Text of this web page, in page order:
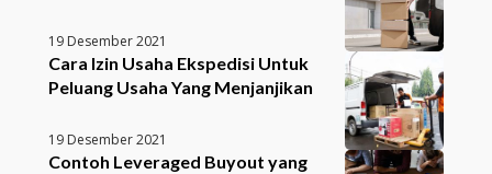
19 Desember 2021
Cara Izin Usaha Ekspedisi Untuk
Peluang Usaha Yang Menjanjikan
19 Desember 2021
Contoh Leveraged Buyout yang